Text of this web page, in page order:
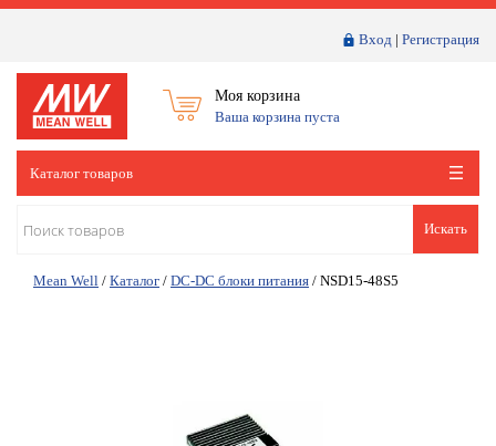
Вход | Регистрация
Моя корзина
Ваша корзина пуста
Каталог товаров
Искать
Mean Well / Каталог / DC-DC блоки питания / NSD15-48S5